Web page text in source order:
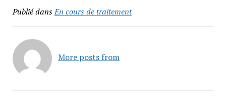
Publié dansEn cours de traitement
More posts from